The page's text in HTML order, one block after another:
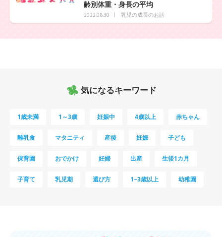
齢別体重・身長の平均
2022.08.30 乳児の成長のお話
気になるキーワード
1歳未満 1～3歳 妊娠中 4歳以上 赤ちゃん
離乳食 マタニティ 産後 妊娠 子ども
保育園 おでかけ 妊婦 出産 生後1カ月
子育て 乳児期 選び方 1~3歳以上 幼稚園